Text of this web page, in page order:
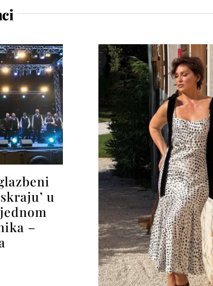
u
–